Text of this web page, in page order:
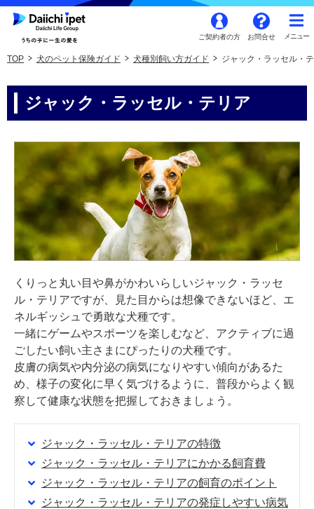
ご契約者の方 お問合せ
TOP 犬のペット保険ガイド 犬種別飼い方ガイド ジャック・ラッセル・
ジャック・ラッセル・テリア
くりっと丸い目や鼻がかわいらしいジャック・ラッセ
ル・テリアですが、見た目からは想像できないほど、エ
ネルギッシュで勇敢な犬種です。
一緒にゲームやスポーツを楽しむなど、アクティブに過
ごしたい飼い主さまにぴったりの犬種です。
皮膚の病気や内分泌の病気になりやすい傾向があるた
め、様子の変化に早く気づけるように、普段からよく観
察して健康な状態を把握しておきましょう。
ジャック・ラッセル・テリアの特徴
ジャック・ラッセル・テリアにかかる飼育費
ジャック・ラッセル・テリアの飼育のポイント
ジャック・ラッセル・テリアの発症しやすい病気